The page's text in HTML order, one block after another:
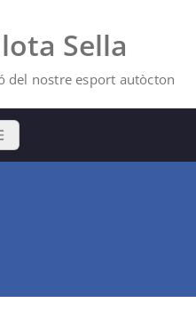
Sella
del nostre esport autòcton